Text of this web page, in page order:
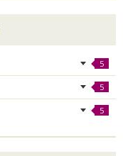
5
5
5